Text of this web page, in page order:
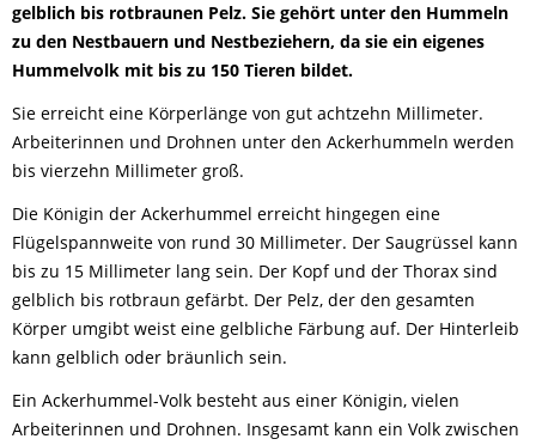
gelblich bis rotbraunen Pelz. Sie gehört unter den Hummeln
zu den Nestbauern und Nestbeziehern, da sie ein eigenes
Hummelvolk mit bis zu 150 Tieren bildet.
Sie erreicht eine Körperlänge von gut achtzehn Millimeter.
Arbeiterinnen und Drohnen unter den Ackerhummeln werden
bis vierzehn Millimeter groß.
Die Königin der Ackerhummel erreicht hingegen eine
Flügelspannweite von rund 30 Millimeter. Der Saugrüssel kann
bis zu 15 Millimeter lang sein. Der Kopf und der Thorax sind
gelblich bis rotbraun gefärbt. Der Pelz, der den gesamten
Körper umgibt weist eine gelbliche Färbung auf. Der Hinterleib
kann gelblich oder bräunlich sein.
Ein Ackerhummel-Volk besteht aus einer Königin, vielen
Arbeiterinnen und Drohnen. Insgesamt kann ein Volk zwischen